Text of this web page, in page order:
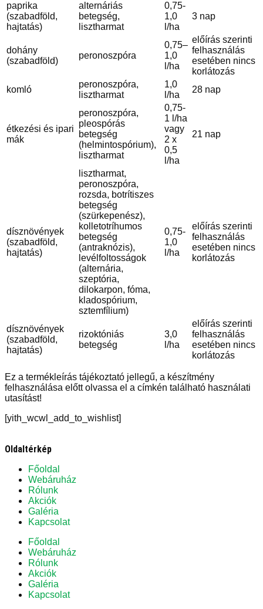
paprika
(szabadföld,
hajtatás)
alternáriás
betegség,
lisztharmat
0,75-
1,0
l/ha
3 nap
dohány
(szabadföld)
peronoszpóra
0,75–
1,0
l/ha
előírás szerinti
felhasználás
esetében nincs
korlátozás
komló
peronoszpóra,
lisztharmat
1,0
l/ha
28 nap
étkezési és ipari
mák
peronoszpóra,
pleospórás
betegség
(helmintospórium),
lisztharmat
0,75-
1 l/ha
vagy
2 x
0,5
l/ha
21 nap
dísznövények
(szabadföld,
hajtatás)
lisztharmat,
peronoszpóra,
rozsda, botrítiszes
betegség
(szürkepenész),
kolletotríhumos
betegség
(antraknózis),
levélfoltosságok
(alternária,
szeptória,
dilokarpon, fóma,
kladospórium,
sztemfílium)
0,75-
1,0
l/ha
előírás szerinti
felhasználás
esetében nincs
korlátozás
dísznövények
(szabadföld,
hajtatás)
rizoktóniás
betegség
3,0
l/ha
előírás szerinti
felhasználás
esetében nincs
korlátozás
Ez a termékleírás tájékoztató jellegű, a készítmény
felhasználása előtt olvassa el a címkén található használati
utasítást!
[yith_wcwl_add_to_wishlist]
Oldaltérkép
Főoldal
Webáruház
Rólunk
Akciók
Galéria
Kapcsolat
Főoldal
Webáruház
Rólunk
Akciók
Galéria
Kapcsolat